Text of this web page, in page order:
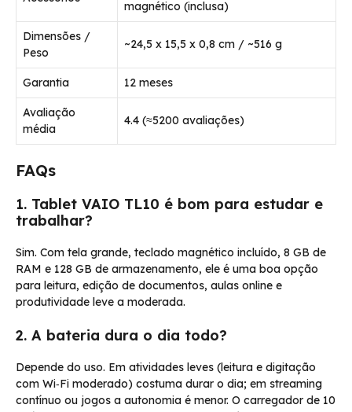
magnético (inclusa)
Dimensões /
Peso
~24,5 x 15,5 x 0,8 cm / ~516 g
Garantia 12 meses
Avaliação
média
4.4 (≈5200 avaliações)
FAQs
1. Tablet VAIO TL10 é bom para estudar e
trabalhar?
Sim. Com tela grande, teclado magnético incluído, 8 GB de
RAM e 128 GB de armazenamento, ele é uma boa opção
para leitura, edição de documentos, aulas online e
produtividade leve a moderada.
2. A bateria dura o dia todo?
Depende do uso. Em atividades leves (leitura e digitação
com Wi‑Fi moderado) costuma durar o dia; em streaming
contínuo ou jogos a autonomia é menor. O carregador de 10